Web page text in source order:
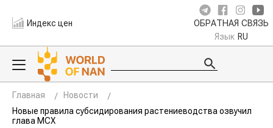
Индекс цен ОБРАТНАЯ СВЯЗЬ
Язык RU
Главная
Новости
Новые правила субсидирования растениеводства озвучил
глава МСХ